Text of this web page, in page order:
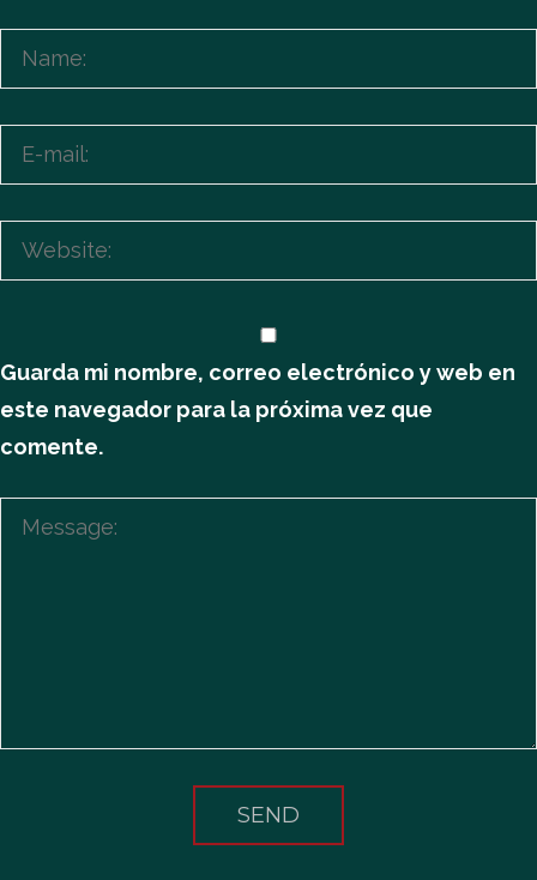
Guarda mi nombre, correo electrónico y web en
este navegador para la próxima vez que
comente.